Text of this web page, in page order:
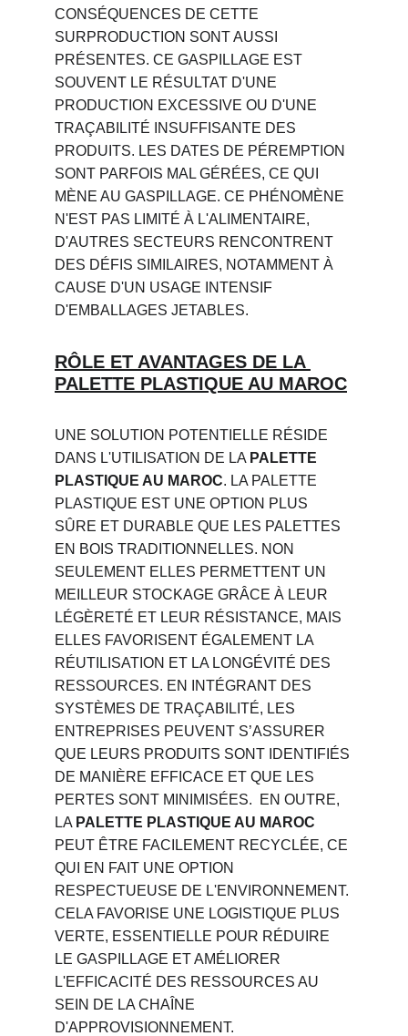
CONSÉQUENCES DE CETTE
SURPRODUCTION SONT AUSSI
PRÉSENTES. CE GASPILLAGE EST
SOUVENT LE RÉSULTAT D'UNE
PRODUCTION EXCESSIVE OU D'UNE
TRAÇABILITÉ INSUFFISANTE DES
PRODUITS. LES DATES DE PÉREMPTION
SONT PARFOIS MAL GÉRÉES, CE QUI
MÈNE AU GASPILLAGE. CE PHÉNOMÈNE
N'EST PAS LIMITÉ À L'ALIMENTAIRE,
D'AUTRES SECTEURS RENCONTRENT
DES DÉFIS SIMILAIRES, NOTAMMENT À
CAUSE D'UN USAGE INTENSIF
D'EMBALLAGES JETABLES.
RÔLE ET AVANTAGES DE LA
PALETTE PLASTIQUE AU MAROC
UNE SOLUTION POTENTIELLE RÉSIDE
DANS L'UTILISATION DE LA PALETTE
PLASTIQUE AU MAROC. LA PALETTE
PLASTIQUE EST UNE OPTION PLUS
SÛRE ET DURABLE QUE LES PALETTES
EN BOIS TRADITIONNELLES. NON
SEULEMENT ELLES PERMETTENT UN
MEILLEUR STOCKAGE GRÂCE À LEUR
LÉGÈRETÉ ET LEUR RÉSISTANCE, MAIS
ELLES FAVORISENT ÉGALEMENT LA
RÉUTILISATION ET LA LONGÉVITÉ DES
RESSOURCES. EN INTÉGRANT DES
SYSTÈMES DE TRAÇABILITÉ, LES
ENTREPRISES PEUVENT S’ASSURER
QUE LEURS PRODUITS SONT IDENTIFIÉS
DE MANIÈRE EFFICACE ET QUE LES
PERTES SONT MINIMISÉES.  EN OUTRE,
LA PALETTE PLASTIQUE AU MAROC
PEUT ÊTRE FACILEMENT RECYCLÉE, CE
QUI EN FAIT UNE OPTION
RESPECTUEUSE DE L'ENVIRONNEMENT.
CELA FAVORISE UNE LOGISTIQUE PLUS
VERTE, ESSENTIELLE POUR RÉDUIRE
LE GASPILLAGE ET AMÉLIORER
L'EFFICACITÉ DES RESSOURCES AU
SEIN DE LA CHAÎNE
D'APPROVISIONNEMENT.